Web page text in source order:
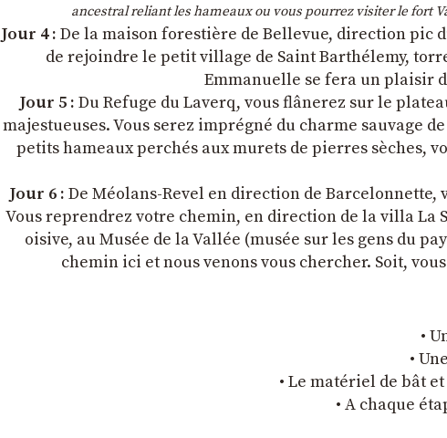
ancestral reliant les hameaux ou vous pourrez visiter le fort
Jour 4 : De la maison forestière de Bellevue, direction pic
de rejoindre le petit village de Saint Barthélemy,
Emmanuelle se fera un plaisir
Jour 5 : Du Refuge du Laverq, vous flânerez sur le
majestueuses. Vous serez imprégné du charme sauvage
petits hameaux perchés aux murets de pierres sèches,
Jour 6 : De Méolans-Revel en direction de
Vous reprendrez votre chemin, en direction de la villa La
oisive, au Musée de la Vallée (musée sur les gens du
chemin ici et nous venons vous chercher. Soit,
•
•
• Le matériel de bât
• A chaque